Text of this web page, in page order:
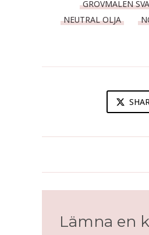
GROVMALEN
NEUTRAL OLJA
Lämna en